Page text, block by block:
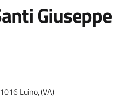
Giuseppe
Luino, (VA)